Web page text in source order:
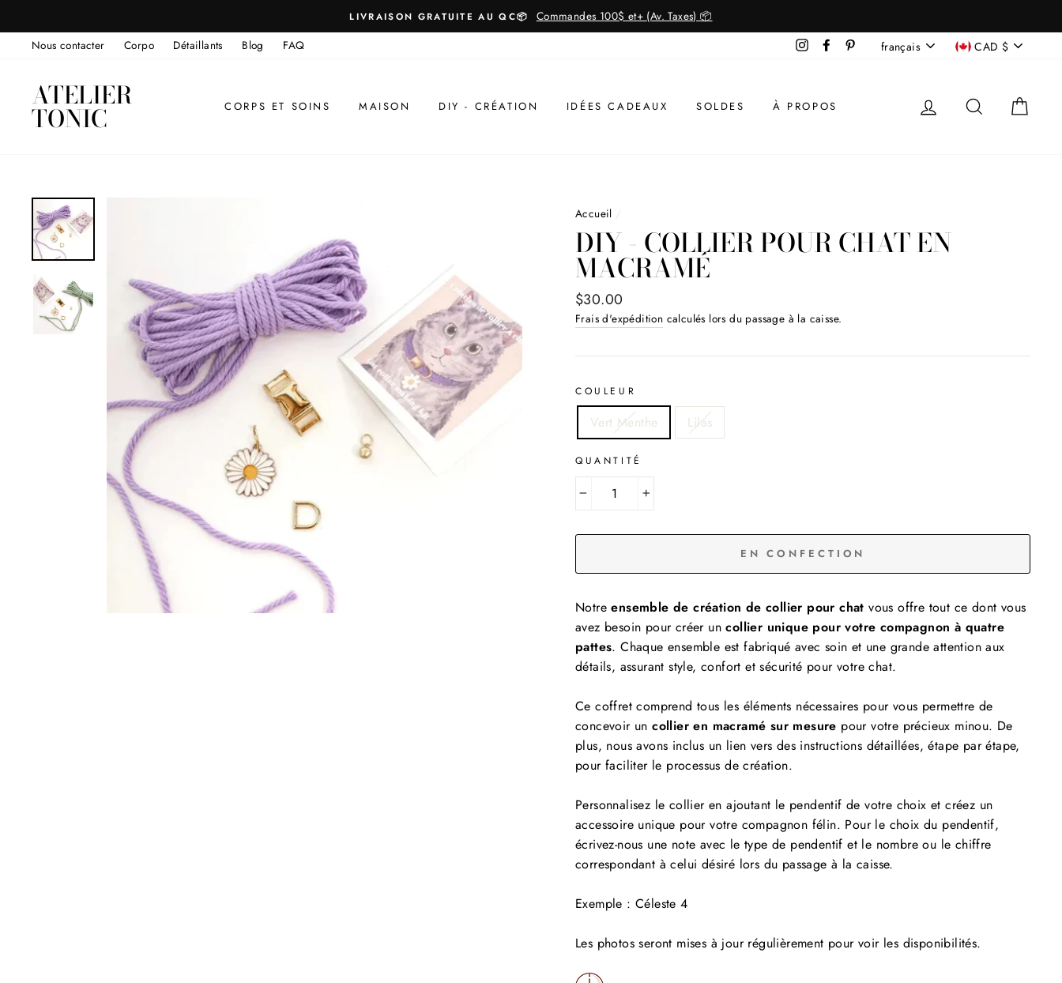
au
contenu
LIVRAISON GRATUITE AU QC📦
Commandes 100$ et+ (Av. Taxes) 📦
Nous contacter
Corpo Détaillants Blog FAQ InstagramFacebookPinterest
LANGUE
français DEVISE
CAD $
ATELIER
TONIC CORPS ET SOINS MAISON DIY - CRÉATION IDÉES CADEAUX SOLDES À PROPOS SE CONNECTER
Accueil /
DIY - COLLIER POUR CHAT EN
MACRAMÉ
Prix
régulier
$30.00
Frais d'expédition calculés lors du passage à la caisse.
COULEUR
Vert Menthe Lilas
QUANTITÉ
EN CONFECTION
Notre ensemble de création de collier pour chat vous offre tout ce dont vous
avez besoin pour créer un collier unique pour votre compagnon à quatre
pattes. Chaque ensemble est fabriqué avec soin et une grande attention aux
détails, assurant style, confort et sécurité pour votre chat.
Ce coffret comprend tous les éléments nécessaires pour vous permettre de
concevoir un collier en macramé sur mesure pour votre précieux minou. De
plus, nous avons inclus un lien vers des instructions détaillées, étape par étape,
pour faciliter le processus de création.
Personnalisez le collier en ajoutant le pendentif de votre choix et créez un
accessoire unique pour votre compagnon félin. Pour le choix du pendentif,
écrivez-nous une note avec le type de pendentif et le nombre ou le chiffre
correspondant à celui désiré lors du passage à la caisse.
Exemple : Céleste 4
Les photos seront mises à jour régulièrement pour voir les disponibilités.